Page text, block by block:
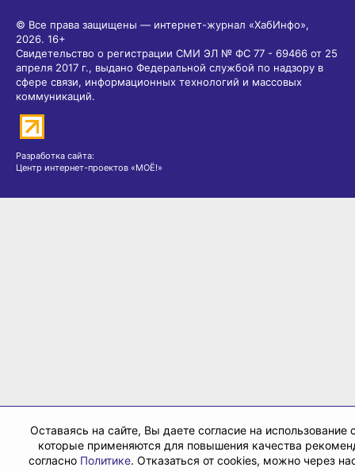
© Все права защищены — интернет-журнал «ХабИнфо»,
2026. 16+
Свидетельство о регистрации СМИ ЭЛ № ФС 77 - 69466 от 25
апреля 2017 г., выдано Федеральной службой по надзору в
сфере связи, информационных технологий и массовых
коммуникаций.
Разработка сайта:
Центр интернет-проектов «МОЁ!»
Оставаясь на сайте, Вы даете согласие на использование
которые применяются для повышения качества
согласно Политике. Отказаться от cookies, можно через